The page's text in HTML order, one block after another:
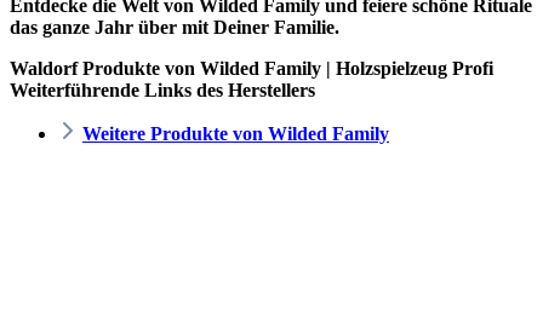
Entdecke die Welt von Wilded Family und feiere schöne Rituale
das ganze Jahr über mit Deiner Familie.
Waldorf Produkte von Wilded Family | Holzspielzeug Profi
Weiterführende Links des Herstellers
Weitere Produkte von Wilded Family